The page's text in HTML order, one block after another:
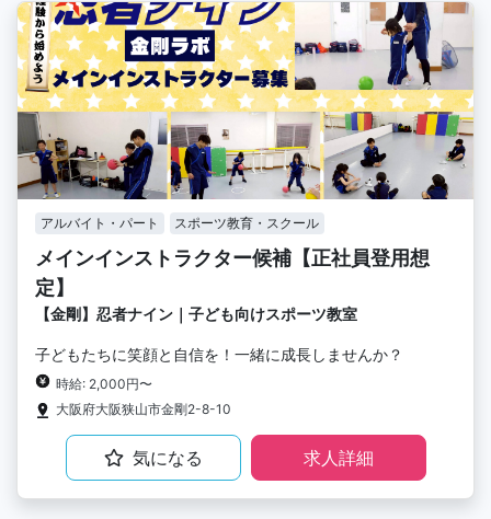
アルバイト・パート スポーツ教育・スクール
メインインストラクター候補【正社員登用想
定】
【金剛】忍者ナイン｜子ども向けスポーツ教室
子どもたちに笑顔と自信を！一緒に成長しませんか？
時給: 2,000円〜
大阪府大阪狭山市金剛2-8-10
気になる 求人詳細